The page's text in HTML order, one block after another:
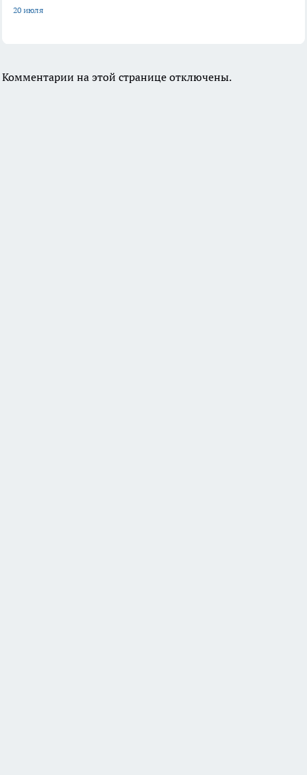
20 июля
Комментарии на этой странице отключены.